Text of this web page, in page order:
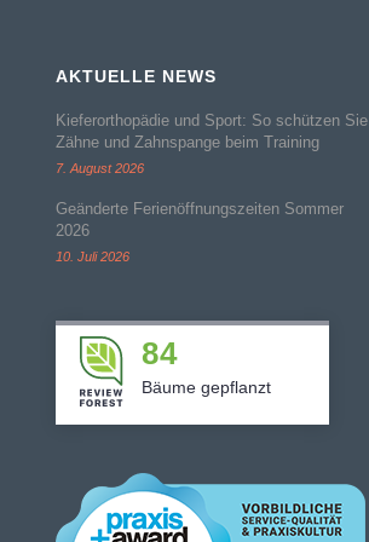
AKTUELLE NEWS
Kieferorthopädie und Sport: So schützen Sie
Zähne und Zahnspange beim Training
7. August 2026
Geänderte Ferienöffnungszeiten Sommer
2026
10. Juli 2026
84
Bäume gepflanzt